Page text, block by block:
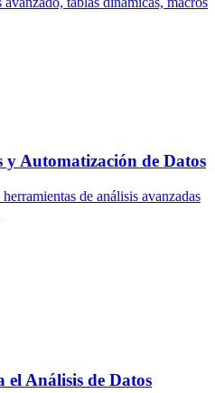
y Automatización de Datos
de análisis avanzadas
el Análisis de Datos